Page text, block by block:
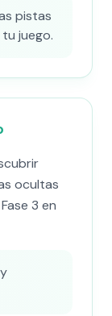
pistas
juego.
ocultas
3 en